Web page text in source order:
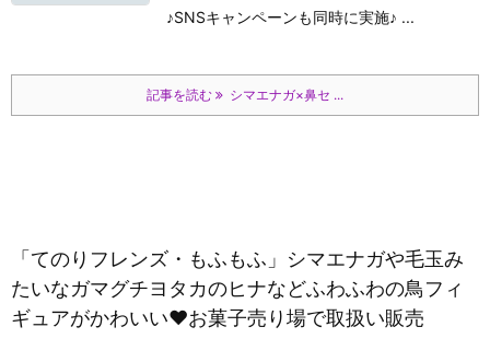
♪SNSキャンペーンも同時に実施♪ ...
記事を読む シマエナガ×鼻セ ...
「てのりフレンズ・もふもふ」シマエナガや毛玉み
たいなガマグチヨタカのヒナなどふわふわの鳥フィ
ギュアがかわいい♥お菓子売り場で取扱い販売